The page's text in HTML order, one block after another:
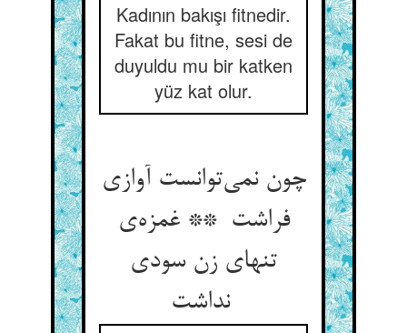
Kadının bakışı fitnedir.
Fakat bu fitne, sesi de
duyuldu mu bir katken
yüz kat olur.
چون نمی‌توانست آوازی
فراشت ** غمزه‌ی
تنهای زن سودی
نداشت